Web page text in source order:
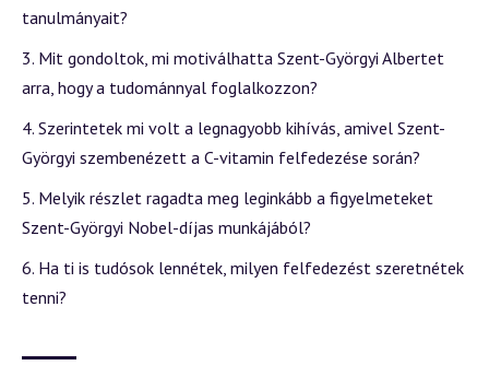
tanulmányait?
Mit gondoltok, mi motiválhatta Szent-Györgyi Albertet
arra, hogy a tudománnyal foglalkozzon?
Szerintetek mi volt a legnagyobb kihívás, amivel Szent-
Györgyi szembenézett a C-vitamin felfedezése során?
Melyik részlet ragadta meg leginkább a figyelmeteket
Szent-Györgyi Nobel-díjas munkájából?
Ha ti is tudósok lennétek, milyen felfedezést szeretnétek
tenni?